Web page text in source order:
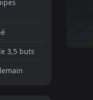
3,5 buts